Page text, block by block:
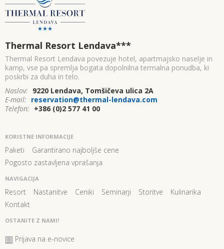
Thermal Resort Lendava***
Thermal Resort Lendava povezuje hotel, apartmajsko naselje in
kamp, vse pa spremlja bogata dopolnilna termalna ponudba, ki
poskrbi za duha in telo.
Naslov: 9220 Lendava, Tomšičeva ulica 2A
E-mail: reservation@thermal-lendava.com
Telefon: +386 (0)2 577 41 00
KORISTNE INFORMACIJE
Paketi
Garantirano najboljše cene
Pogosto zastavljena vprašanja
NAVIGACIJA
Resort Nastanitve Ceniki Seminarji Storitve
Kulinarika
Kontakt
OSTANITE Z NAMI!
Prijava na e-novice